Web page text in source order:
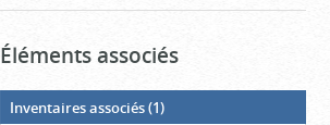
Éléments associés
Inventaires associés(1)